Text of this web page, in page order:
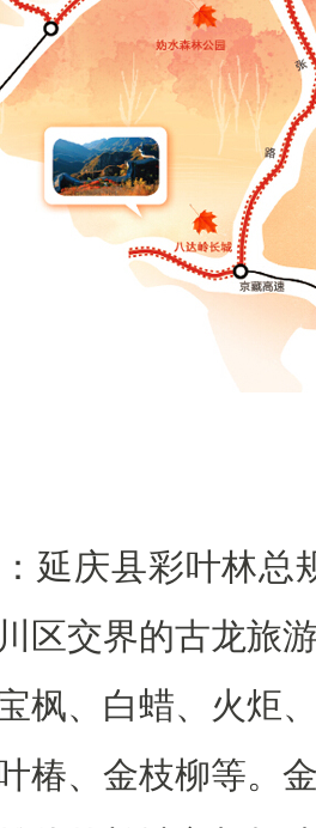
庆县彩叶林总
区交界的古龙旅
枫、白蜡、火炬
椿、金枝柳等。